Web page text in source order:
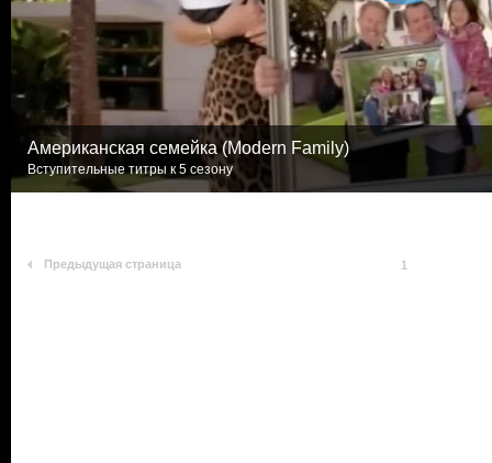
Американская семейка (Modern Family)
Вступительные титры к 5 сезону
Предыдущая страница 1